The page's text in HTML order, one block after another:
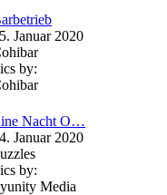
Januar 2020
by:
Nacht O…
Januar 2020
by:
Media